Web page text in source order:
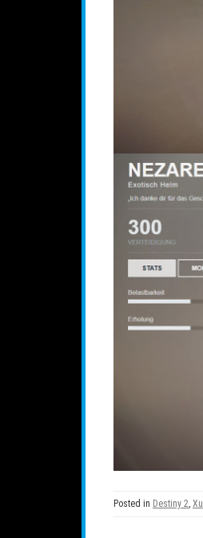
Posted in Destiny 2,